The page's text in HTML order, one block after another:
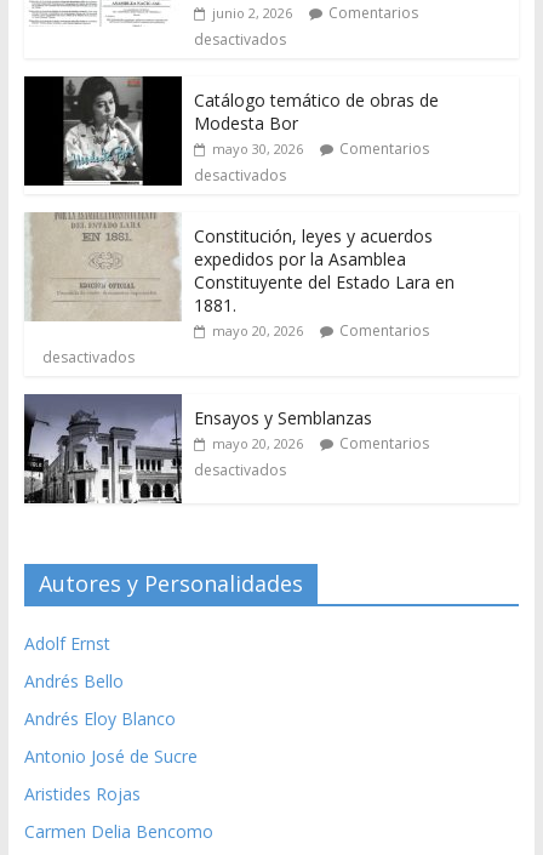
junio 2, 2026
Comentarios
desactivados
Catálogo temático de obras de
Modesta Bor
mayo 30, 2026
Comentarios
desactivados
Constitución, leyes y acuerdos
expedidos por la Asamblea
Constituyente del Estado Lara en
1881.
mayo 20, 2026
Comentarios
desactivados
Ensayos y Semblanzas
mayo 20, 2026
Comentarios
desactivados
Autores y Personalidades
Adolf Ernst
Andrés Bello
Andrés Eloy Blanco
Antonio José de Sucre
Aristides Rojas
Carmen Delia Bencomo